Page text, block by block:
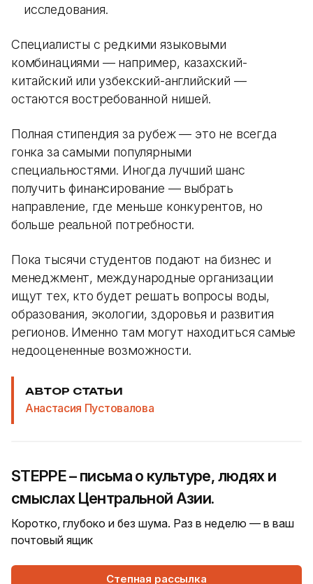
исследования.
Специалисты с редкими языковыми
комбинациями — например, казахский-
китайский или узбекский-английский —
остаются востребованной нишей.
Полная стипендия за рубеж — это не всегда
гонка за самыми популярными
специальностями. Иногда лучший шанс
получить финансирование — выбрать
направление, где меньше конкурентов, но
больше реальной потребности.
Пока тысячи студентов подают на бизнес и
менеджмент, международные организации
ищут тех, кто будет решать вопросы воды,
образования, экологии, здоровья и развития
регионов. Именно там могут находиться самые
недооцененные возможности.
АВТОР СТАТЬИ
Анастасия Пустовалова
STEPPE – письма о культуре, людях и
смыслах Центральной Азии.
Коротко, глубоко и без шума. Раз в неделю — в ваш
почтовый ящик
Степная рассылка